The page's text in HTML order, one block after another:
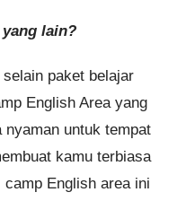
lain?
paket belajar
English Area yang
nyaman untuk tempat
kamu terbiasa
English area ini